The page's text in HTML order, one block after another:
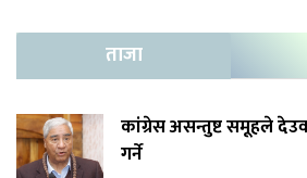
ताजा
कांग्रेस असन्तुष्ट समूहले
गर्ने